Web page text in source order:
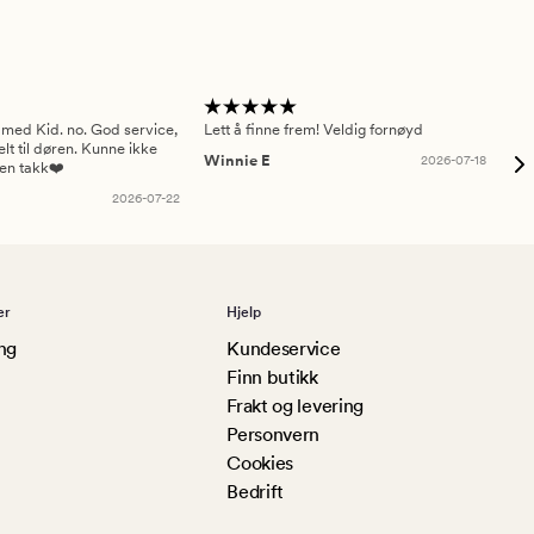
Kid. no. God service,
til døren. Kunne ikke
takk❤️
2026-07-22
Lett å finne frem! Veldig fornøyd
Winnie E
2026-07-18
Hjelp
Kundeservice
Finn butikk
Frakt og levering
Personvern
Cookies
Bedrift